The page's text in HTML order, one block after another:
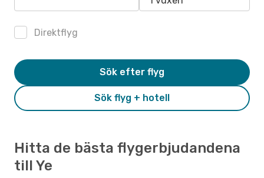
Direktflyg
Sök flyg + hotell
Sök efter flyg
Hitta de bästa flygerbjudandena
till Ye